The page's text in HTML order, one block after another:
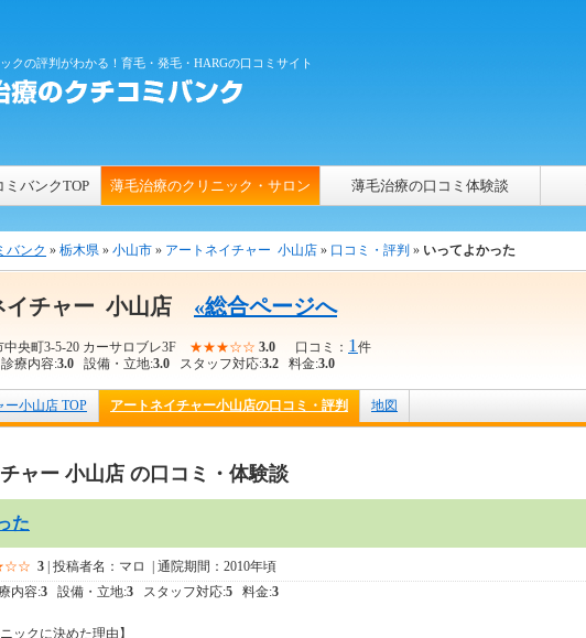
クの評判がわかる！育毛・発毛・HARGの口コミサイト
バンクTOP 薄毛治療のクリニック・サロン 薄毛治療の口コミ体験談
バンク » 栃木県 » 小山市 » アートネイチャー 小山店 » 口コミ・評判 » いってよかった
イチャー 小山店 «総合ページへ
中央町3-5-20 カーサロブレ3F ★★★☆☆ 3.0 口コミ： 1件
診療内容:3.0 設備・立地:3.0 スタッフ対応:3.2 料金:3.0
ー小山店 TOP アートネイチャー小山店の口コミ・評判 地図
ャー 小山店 の口コミ・体験談
た
3 | 投稿者名：マロ | 通院期間：2010年頃
内容:3 設備・立地:3 スタッフ対応:5 料金:3
ックに決めた理由】